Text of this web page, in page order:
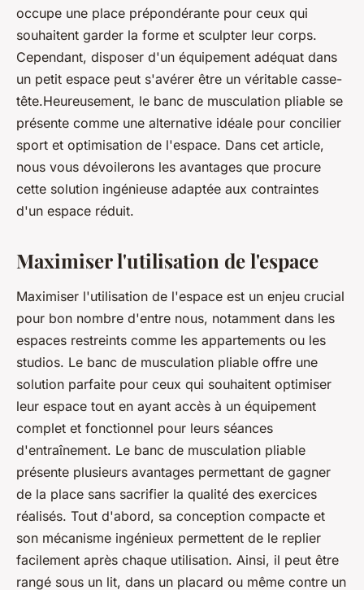
occupe une place prépondérante pour ceux qui
souhaitent garder la forme et sculpter leur corps.
Cependant, disposer d'un équipement adéquat dans
un petit espace peut s'avérer être un véritable casse-
tête.Heureusement, le banc de musculation pliable se
présente comme une alternative idéale pour concilier
sport et optimisation de l'espace. Dans cet article,
nous vous dévoilerons les avantages que procure
cette solution ingénieuse adaptée aux contraintes
d'un espace réduit.
Maximiser l'utilisation de l'espace
Maximiser l'utilisation de l'espace est un enjeu crucial
pour bon nombre d'entre nous, notamment dans les
espaces restreints comme les appartements ou les
studios. Le banc de musculation pliable offre une
solution parfaite pour ceux qui souhaitent optimiser
leur espace tout en ayant accès à un équipement
complet et fonctionnel pour leurs séances
d'entraînement. Le banc de musculation pliable
présente plusieurs avantages permettant de gagner
de la place sans sacrifier la qualité des exercices
réalisés. Tout d'abord, sa conception compacte et
son mécanisme ingénieux permettent de le replier
facilement après chaque utilisation. Ainsi, il peut être
rangé sous un lit, dans un placard ou même contre un